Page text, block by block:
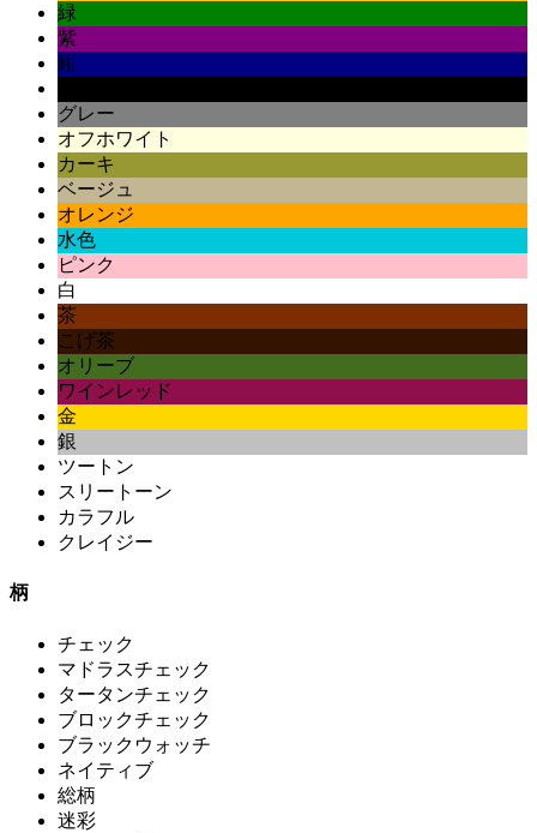
緑
紫
紺
グレー
オフホワイト
カーキ
ベージュ
オレンジ
水色
ピンク
白
茶
こげ茶
オリーブ
ワインレッド
金
銀
ツートン
スリートーン
カラフル
クレイジー
柄
チェック
マドラスチェック
タータンチェック
ブロックチェック
ブラックウォッチ
ネイティブ
総柄
迷彩